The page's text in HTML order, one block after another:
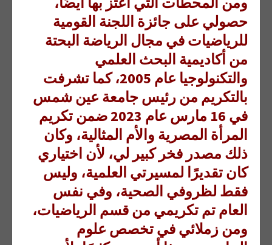
حصولي على جائزة اللجنة القومية
للرياضيات في مجال الرياضة البحتة
من أكاديمية البحث العلمي
والتكنولوجيا عام 2005، كما تشرفت
بالتكريم من رئيس جامعة عين شمس
في 16 مارس عام 2023 ضمن تكريم
المرأة المصرية والأم المثالية، وكان
ذلك مصدر فخر كبير لي، لأن اختياري
كان تقديرًا لمسيرتي العلمية، وليس
فقط لظروفي الصحية، وفي نفس
العام تم تكريمي من قسم الرياضيات،
ومن زملائي في تخصص علوم